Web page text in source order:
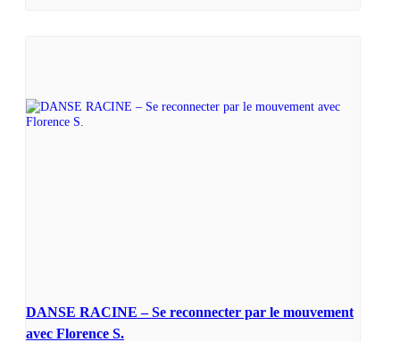
DANSE RACINE – Se reconnecter par le mouvement
avec Florence S.